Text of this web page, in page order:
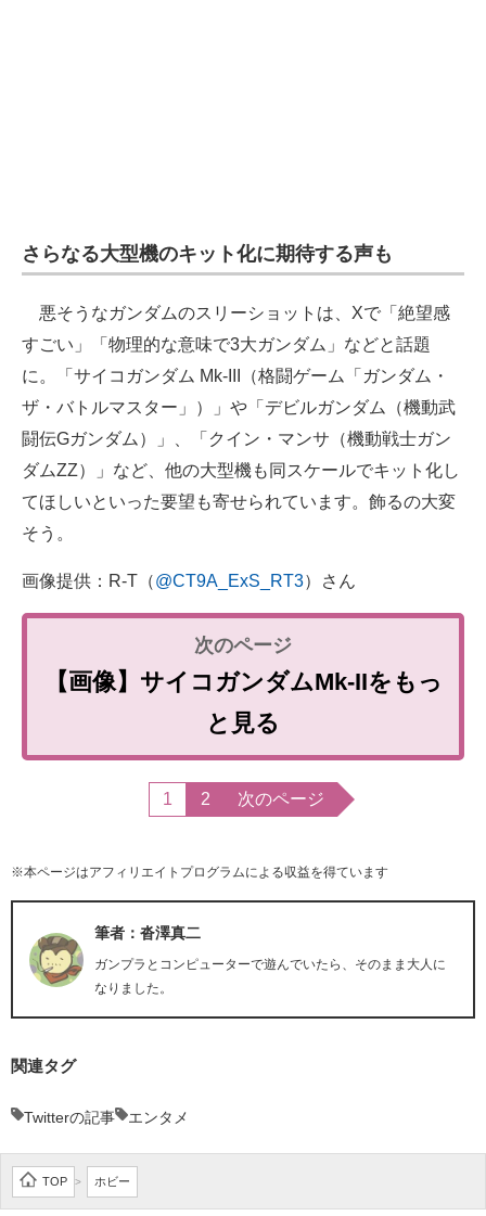
さらなる大型機のキット化に期待する声も
悪そうなガンダムのスリーショットは、Xで「絶望感
すごい」「物理的な意味で3大ガンダム」などと話題
に。「サイコガンダム Mk-III（格闘ゲーム「ガンダム・
ザ・バトルマスター」）」や「デビルガンダム（機動武
闘伝Gガンダム）」、「クイン・マンサ（機動戦士ガン
ダムZZ）」など、他の大型機も同スケールでキット化し
てほしいといった要望も寄せられています。飾るの大変
そう。
画像提供：R-T（@CT9A_ExS_RT3）さん
【画像】サイコガンダムMk-IIをもっ
と見る
1 2 次のページ
※本ページはアフィリエイトプログラムによる収益を得ています
筆者：沓澤真二
ガンプラとコンピューターで遊んでいたら、そのまま大人に
なりました。
関連タグ
Twitterの記事 エンタメ
TOP > ホビー